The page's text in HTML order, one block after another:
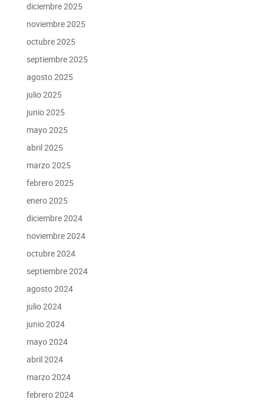
diciembre 2025
noviembre 2025
octubre 2025
septiembre 2025
agosto 2025
julio 2025
junio 2025
mayo 2025
abril 2025
marzo 2025
febrero 2025
enero 2025
diciembre 2024
noviembre 2024
octubre 2024
septiembre 2024
agosto 2024
julio 2024
junio 2024
mayo 2024
abril 2024
marzo 2024
febrero 2024